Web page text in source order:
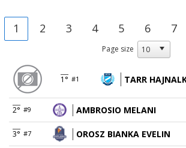
1 2 3 4 5 6 7
Page size
1° #1 TARR
2° #9 AMBROSIO MELANI
3° #7 OROSZ BIANKA EVELIN